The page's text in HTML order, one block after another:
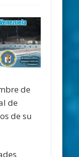
de
de
de su